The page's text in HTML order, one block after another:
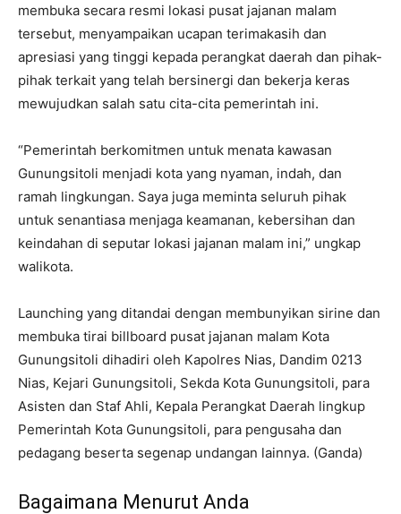
membuka secara resmi lokasi pusat jajanan malam
tersebut, menyampaikan ucapan terimakasih dan
apresiasi yang tinggi kepada perangkat daerah dan pihak-
pihak terkait yang telah bersinergi dan bekerja keras
mewujudkan salah satu cita-cita pemerintah ini.
“Pemerintah berkomitmen untuk menata kawasan
Gunungsitoli menjadi kota yang nyaman, indah, dan
ramah lingkungan. Saya juga meminta seluruh pihak
untuk senantiasa menjaga keamanan, kebersihan dan
keindahan di seputar lokasi jajanan malam ini,” ungkap
walikota.
Launching yang ditandai dengan membunyikan sirine dan
membuka tirai billboard pusat jajanan malam Kota
Gunungsitoli dihadiri oleh Kapolres Nias, Dandim 0213
Nias, Kejari Gunungsitoli, Sekda Kota Gunungsitoli, para
Asisten dan Staf Ahli, Kepala Perangkat Daerah lingkup
Pemerintah Kota Gunungsitoli, para pengusaha dan
pedagang beserta segenap undangan lainnya. (Ganda)
Bagaimana Menurut Anda